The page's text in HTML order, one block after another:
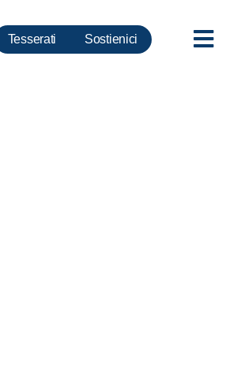
Tesserati Sostienici